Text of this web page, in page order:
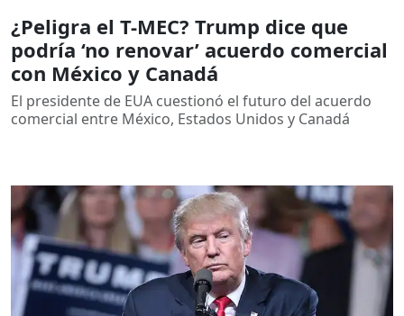
¿Peligra el T-MEC? Trump dice que
podría ‘no renovar’ acuerdo comercial
con México y Canadá
El presidente de EUA cuestionó el futuro del acuerdo
comercial entre México, Estados Unidos y Canadá